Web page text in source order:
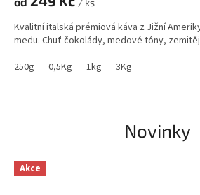
je
z
5
/ ks
Kvalitní italská prémiová káva z Jižní
medu. Chuť čokolády, medové tóny,
250g
0,5Kg 1kg 3Kg
Novinky
Akce